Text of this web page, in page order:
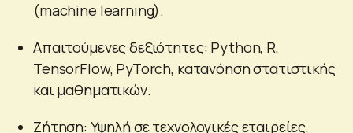
(machine learning).
Απαιτούμενες δεξιότητες: Python, R,
TensorFlow, PyTorch, κατανόηση στατιστικής
και μαθηματικών.
Ζήτηση: Υψηλή σε τεχνολογικές εταιρείες,